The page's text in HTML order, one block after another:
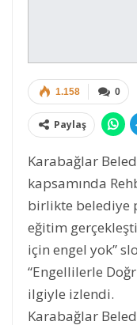
0
1.158
Paylaş
Karabağlar
kapsamında
birlikte belediye
eğitim
için engel yok”
“Engellilerle
ilgiyle izlendi.
Karabağlar